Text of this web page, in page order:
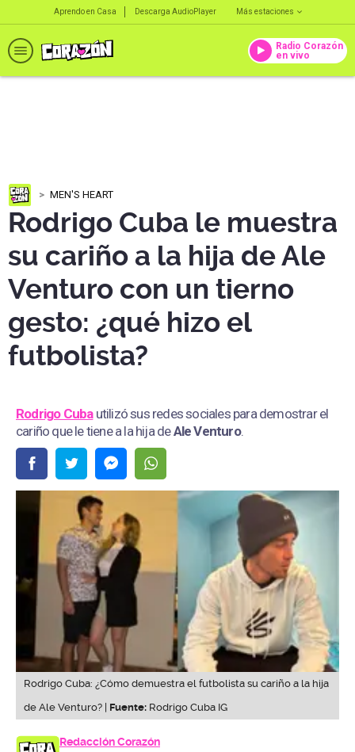
Aprendo en Casa Descarga AudioPlayer Más estaciones
Radio Corazón
en vivo
MEN'S HEART
Rodrigo Cuba le muestra
su cariño a la hija de Ale
Venturo con un tierno
gesto: ¿qué hizo el
futbolista?
Rodrigo Cubautilizó sus redes sociales para demostrar el
cariño que le tiene a la hija deAle Venturo.
Rodrigo Cuba: ¿Cómo demuestra el futbolista su cariño a la hija
de Ale Venturo? | Fuente: Rodrigo Cuba IG
Redacción Corazón